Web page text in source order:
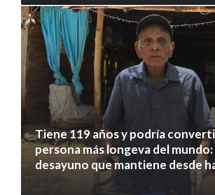
Tiene 119 años y podría
persona más longeva del mundo:
desayuno que mantiene desde